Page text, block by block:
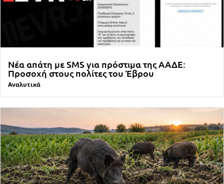
Νέα απάτη με SMS για πρόστιμα της ΑΑΔΕ:
Προσοχή στους πολίτες του Έβρου
Αναλυτικά